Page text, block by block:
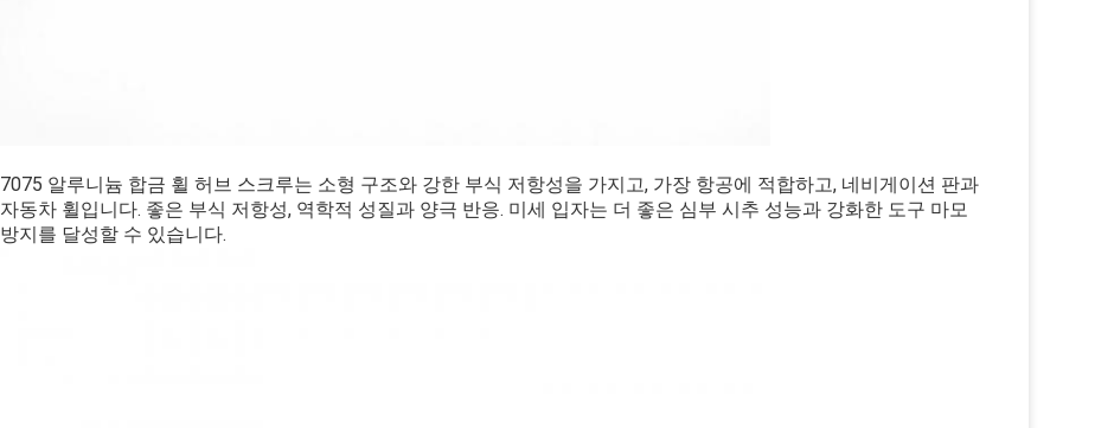
7075 알루니늄 합금 휠 허브 스크루는 소형 구조와 강한 부식 저항성을 가지고, 가장 항공에 적합하고, 네비게이션 판과
자동차 휠입니다. 좋은 부식 저항성, 역학적 성질과 양극 반응. 미세 입자는 더 좋은 심부 시추 성능과 강화한 도구 마모
방지를 달성할 수 있습니다.